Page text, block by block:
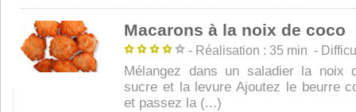
Macarons à la noix de coco
- Réalisation : 35 min -
Mélangez dans un saladier la noix
sucre et la levure Ajoutez le beurre
et passez la (...)